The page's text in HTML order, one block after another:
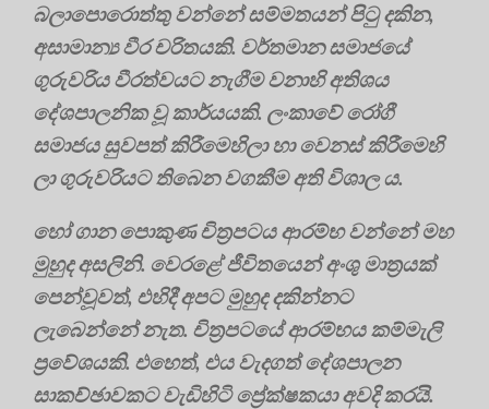
බලාපොරොත්තු වන්නේ සම්මතයන් පිටු දකින,
අසාමාන්‍ය වීර චරිතයකි. වර්තමාන සමාජයේ
ගුරුවරිය වීරත්වයට නැගීම වනාහි අතිශය
දේශපාලනික වූ කාර්යයකි. ලංකාවේ රෝගී
සමාජය සුවපත් කිරීමෙහිලා හා වෙනස් කිරීමෙහි
ලා ගුරුවරියට තිබෙන වගකීම අති විශාල ය.
හෝ ගාන පොකුණ චිත්‍රපටය ආරම්භ වන්නේ මහ
මුහුද අසලිනි. වෙරළේ ජීවිතයෙන් අංශු මාත්‍රයක්
පෙන්වූවත්, එහිදී අපට මුහුද දකින්නට
ලැබෙන්නේ නැත. චිත්‍රපටයේ ආරම්භය කම්මැලි
ප්‍රවේශයකි. එහෙත්, එය වැදගත් දේශපාලන
සාකච්ඡාවකට වැඩිහිටි ප්‍රේක්ෂකයා අවදි කරයි.